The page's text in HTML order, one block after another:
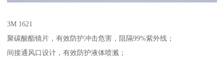
3M 1621
聚碳酸酯镜片，有效防护冲击危害，阻隔99%紫外线；
间接通风口设计，有效防护液体喷溅；